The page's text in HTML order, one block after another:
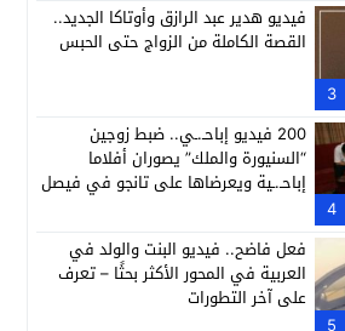
3
فيديو هدير عبد الرازق وأوتاكا الجديد..
القصة الكاملة من الزواج حتى الحبس
4
200 فيديو إباحـ.ـي.. ضبط زوجين
“السنيورة والملك” يصوران أفلاما
إباحـ.ـية ويعرضاها على تانجو في فيصل
فعل فاضح.. فيديو البنت والولد في
العربية في المحور الأكثر بحثًا – تعرف
على آخر التطورات